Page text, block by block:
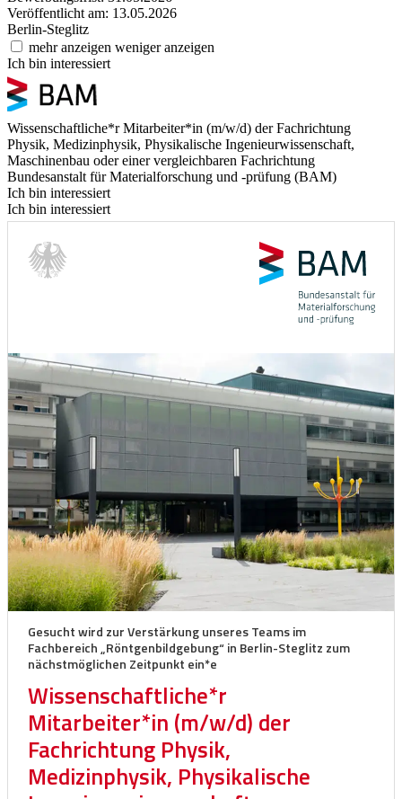
Veröffentlicht am: 13.05.2026
Berlin-Steglitz
mehr anzeigen weniger anzeigen
Ich bin interessiert
Wissenschaftliche*r Mitarbeiter*in (m/w/d) der Fachrichtung
Physik, Medizinphysik, Physikalische Ingenieurwissenschaft,
Maschinenbau oder einer vergleichbaren Fachrichtung
Bundesanstalt für Materialforschung und -prüfung (BAM)
Ich bin interessiert
Ich bin interessiert
Gesucht wird zur Verstärkung unseres Teams im
Fachbereich „Röntgenbildgebung“ in Berlin-Steglitz zum
nächstmöglichen Zeitpunkt ein*e
Wissenschaftliche*r
Mitarbeiter*in (m/w/d) der
Fachrichtung Physik,
Medizinphysik, Physikalische